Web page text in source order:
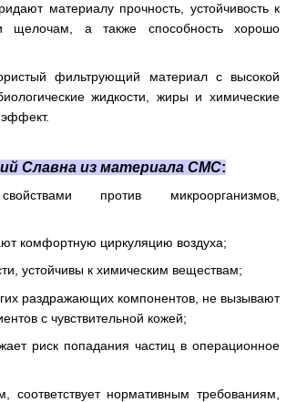
материалу прочность, устойчивость к
щелочам, а также способность хорошо
фильтрующий материал с высокой
жидкости, жиры и химические
Славна из материала СМС:
против микроорганизмов,
комфортную циркуляцию воздуха;
устойчивы к химическим веществам;
раздражающих компонентов, не вызывают
с чувствительной кожей;
риск попадания частиц в операционное
нормативным требованиям,